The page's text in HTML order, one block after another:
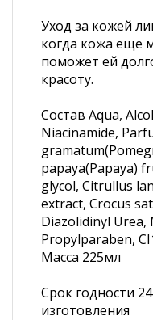
Уход за кожей
когда кожа еще
поможет ей
красоту.
Состав Aqua,
Niacinamide,
papaya(Papaya)
glycol, Citrullus
extract, Crocus
Diazolidinyl
Propylparaben,
Масса 225мл
Срок годности
изготовления